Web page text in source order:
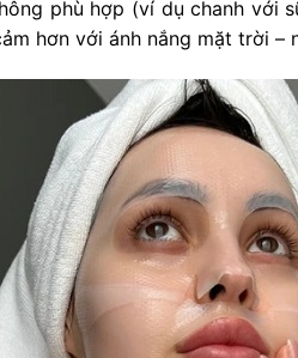
phù hợp (ví dụ chanh với
hơn với ánh nắng mặt trời –